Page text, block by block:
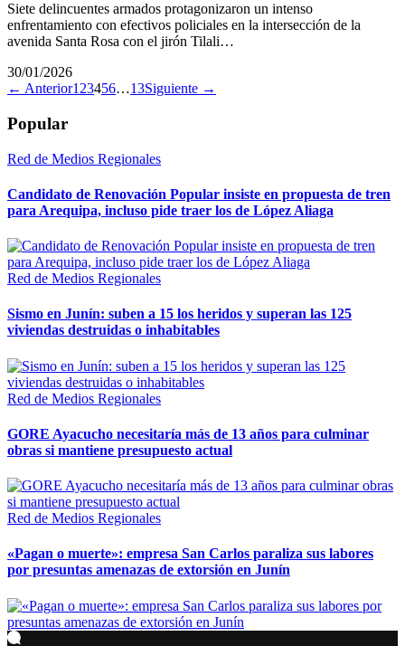
Siete delincuentes armados protagonizaron un intenso
enfrentamiento con efectivos policiales en la intersección de la
avenida Santa Rosa con el jirón Tilali…
30/01/2026
← Anterior1 23456…13Siguiente →
Popular
Red de Medios Regionales
Candidato de Renovación Popular insiste en propuesta de tren
para Arequipa, incluso pide traer los de López Aliaga
Red de Medios Regionales
Sismo en Junín: suben a 15 los heridos y superan las 125
viviendas destruidas o inhabitables
Red de Medios Regionales
GORE Ayacucho necesitaría más de 13 años para culminar
obras si mantiene presupuesto actual
Red de Medios Regionales
«Pagan o muerte»: empresa San Carlos paraliza sus labores
por presuntas amenazas de extorsión en Junín